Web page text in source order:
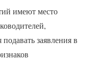
имеют место
заявления в